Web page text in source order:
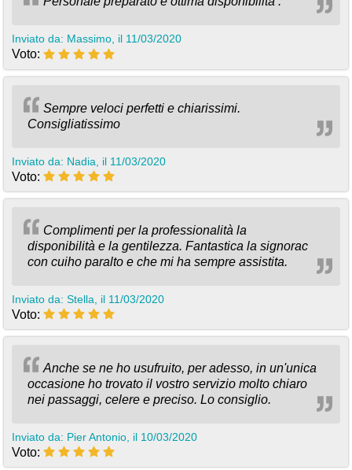
Inviato da: Massimo, il 11/03/2020
Voto:
Sempre veloci perfetti e chiarissimi.
Consigliatissimo
Inviato da: Nadia, il 11/03/2020
Voto:
Complimenti per la professionalità la
disponibilità e la gentilezza. Fantastica la signorac
con cuiho paralto e che mi ha sempre assistita.
Inviato da: Stella, il 11/03/2020
Voto:
Anche se ne ho usufruito, per adesso, in un'unica
occasione ho trovato il vostro servizio molto chiaro
nei passaggi, celere e preciso. Lo consiglio.
Inviato da: Pier Antonio, il 10/03/2020
Voto: